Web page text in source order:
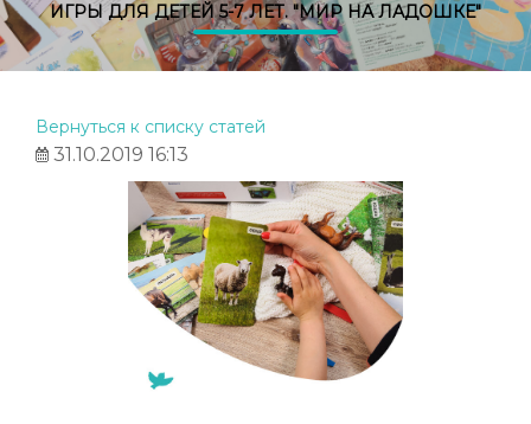
ИГРЫ ДЛЯ ДЕТЕЙ 5-7 ЛЕТ. "МИР НА ЛАДОШКЕ"
Вернуться к списку статей
31.10.2019 16:13